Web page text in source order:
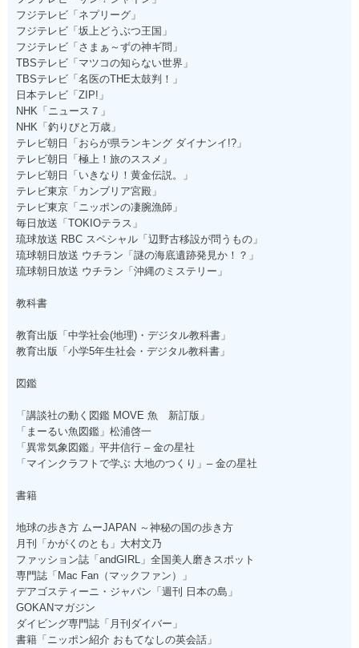
フジテレビ「ネプリーグ」
フジテレビ「坂上どうぶつ王国」
フジテレビ「さまぁ～ずの神ギ問」
TBSテレビ「マツコの知らない世界」
TBSテレビ「名医のTHE太鼓判！」
日本テレビ「ZIP!」
NHK「ニュース７」
NHK「釣りびと万歳」
テレビ朝日「おらが県ランキング ダイナンイ!?」
テレビ朝日「極上！旅のススメ」
テレビ朝日「いきなり！黄金伝説。」
テレビ東京「カンブリア宮殿」
テレビ東京「ニッポンの凄腕漁師」
毎日放送「TOKIOテラス」
琉球放送 RBC スペシャル「辺野古移設が問うもの」
琉球朝日放送 ウチラン「謎の海底遺跡発見か！？」
琉球朝日放送 ウチラン「沖縄のミステリー」
教科書
教育出版「中学社会(地理)・デジタル教科書」
教育出版「小学5年生社会・デジタル教科書」
図鑑
「講談社の動く図鑑 MOVE 魚 新訂版」
「まーるい魚図鑑」松浦啓一
「異常気象図鑑」平井信行 – 金の星社
「マインクラフトで学ぶ 大地のつくり」– 金の星社
書籍
地球の歩き方 ムーJAPAN ～神秘の国の歩き方
月刊「かがくのとも」大村文乃
ファッション誌「andGIRL」全国美人磨きスポット
専門誌「Mac Fan（マックファン）」
デアゴスティーニ・ジャパン「週刊 日本の島」
GOKANマガジン
ダイビング専門誌「月刊ダイバー」
書籍「ニッポン紹介 おもてなしの英会話」